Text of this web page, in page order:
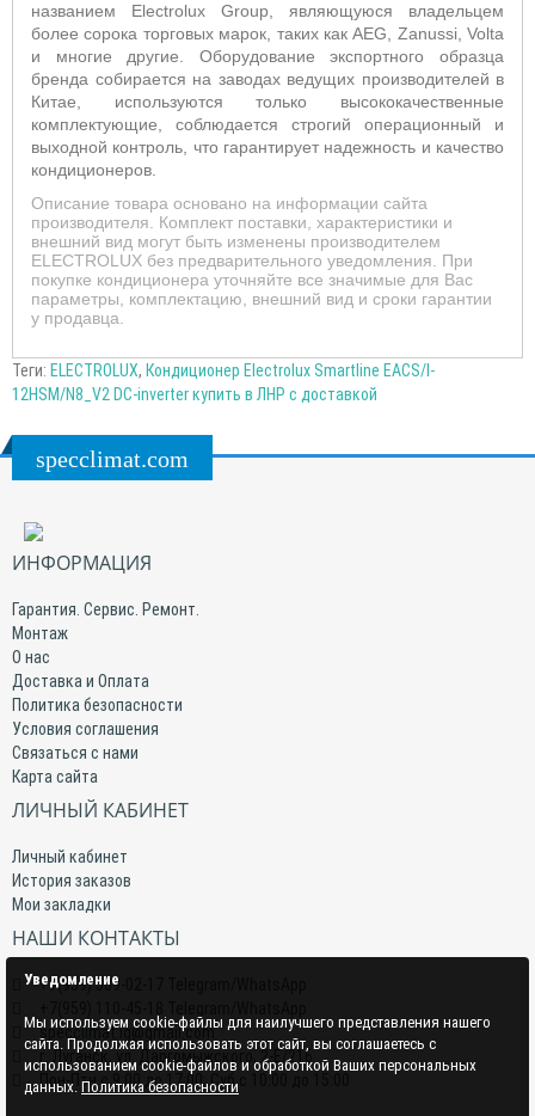
названием Electrolux Group, являющуюся владельцем
более сорока торговых марок, таких как AEG, Zanussi, Volta
и многие другие. Оборудованиеэкспортного образца
бренда собирается на заводах ведущих производителей в
Китае, используются только высококачественные
комплектующие, соблюдается строгий операционный и
выходной контроль, что гарантирует надежность и качество
кондиционеров.
Описание товара основано на информации сайта
производителя. Комплект поставки, характеристики и
внешний вид могут быть изменены производителем
ELECTROLUX без предварительного уведомления. При
покупке кондиционера уточняйте все значимые для Вас
параметры, комплектацию, внешний вид и сроки гарантии
у продавца.
Теги: ELECTROLUX, Кондиционер Electrolux Smartline EACS/I-
12HSM/N8_V2 DC-inverter купить в ЛНР с доставкой
specclimat.com
ИНФОРМАЦИЯ
Гарантия. Сервис. Ремонт.
Монтаж
О нас
Доставка и Оплата
Политика безопасности
Условия соглашения
Связаться с нами
Карта сайта
ЛИЧНЫЙ КАБИНЕТ
Личный кабинет
История заказов
Мои закладки
НАШИ КОНТАКТЫ
+7(959) 509-02-17 Telegram/WhatsApp
specclimat.lg@gmail.com
г. Луганск, ул. Даргомыжского, 2-Е/216
Пон-Птн с 9:00 до 17:00; Суб с 10:00 до 15:00
Уведомление
Мы используем cookie-файлы для наилучшего представления нашего
сайта. Продолжая использовать этот сайт, вы соглашаетесь с
использованием cookie-файлов и обработкой Ваших персональных
данных. Политика безопасности